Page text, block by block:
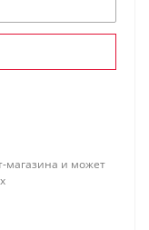
магазина и может